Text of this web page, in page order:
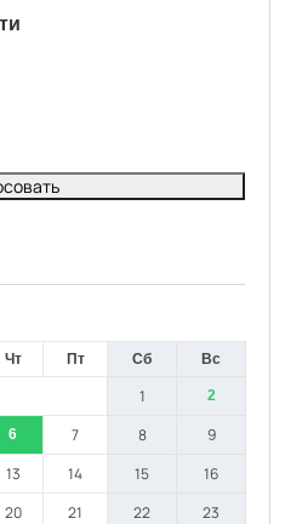
Чт Пт Сб Вс
1 2
6 7 8
9
13 14 15
16
20 21 22
23